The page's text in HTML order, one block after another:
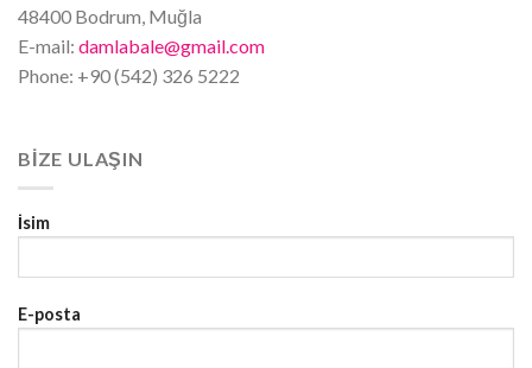
48400 Bodrum, Muğla
E-mail: damlabale@gmail.com
Phone: +90 (542) 326 5222
BIZE ULAŞIN
İsim
E-posta